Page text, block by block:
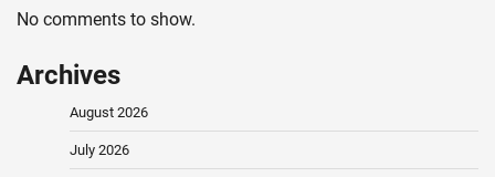
No comments to show.
Archives
August 2026
July 2026